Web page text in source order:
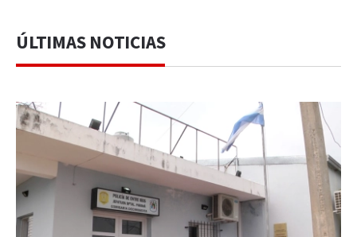
ÚLTIMAS NOTICIAS